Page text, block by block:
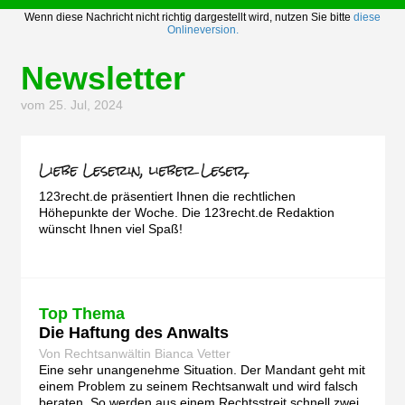
Wenn diese Nachricht nicht richtig dargestellt wird, nutzen Sie bitte diese
Onlineversion.
Newsletter
vom 25. Jul, 2024
123recht.de präsentiert Ihnen die rechtlichen
Höhepunkte der Woche. Die 123recht.de Redaktion
wünscht Ihnen viel Spaß!
Top Thema
Die Haftung des Anwalts
Von Rechtsanwältin Bianca Vetter
Eine sehr unangenehme Situation. Der Mandant geht mit
einem Problem zu seinem Rechtsanwalt und wird falsch